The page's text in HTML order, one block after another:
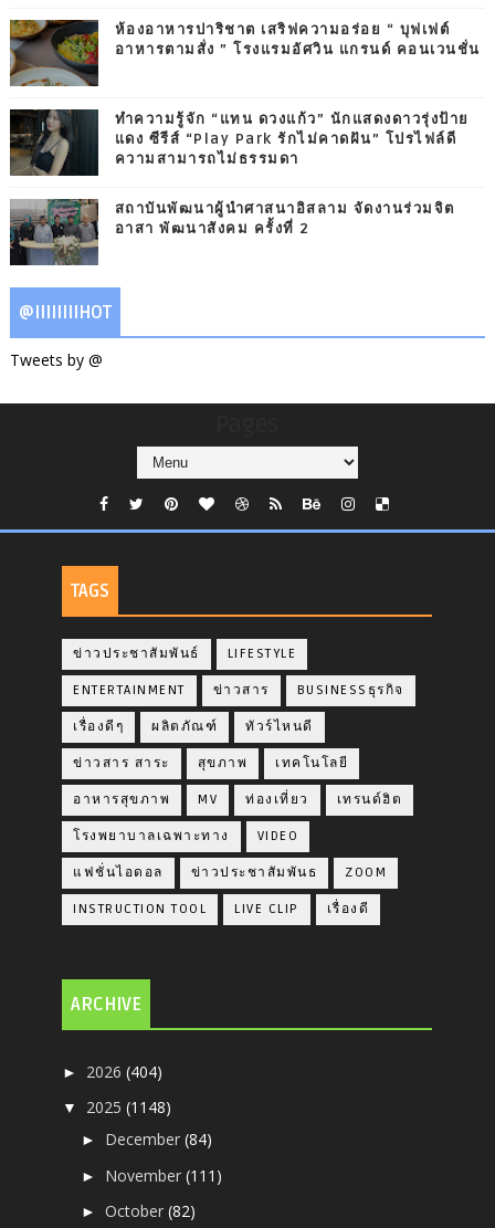
ห้องอาหารปาริชาต เสริฟความอร่อย “ บุฟเฟต์
อาหารตามสั่ง ” โรงแรมอัศวิน แกรนด์ คอนเวนชั่น
ทำความรู้จัก “แทน ดวงแก้ว” นักแสดงดาวรุ่งป้าย
แดง ซีรีส์ “Play Park รักไม่คาดฝัน” โปรไฟล์ดี
ความสามารถไม่ธรรมดา
สถาบันพัฒนาผู้นำศาสนาอิสลาม จัดงานร่วมจิต
อาสา พัฒนาสังคม ครั้งที่ 2
@IIIIIIIIHOT
Tweets by @
TAGS
ข่าวประชาสัมพันธ์ LIFESTYLE
ENTERTAINMENT ข่าวสาร BUSINESSธุรกิจ
เรื่องดีๆ ผลิตภัณฑ์ ทัวร์ไหนดี
ข่าวสาร สาระ สุขภาพ เทคโนโลยี
อาหารสุขภาพ MV ท่องเที่ยว เทรนด์ฮิต
โรงพยาบาลเฉพาะทาง VIDEO
แฟชั่นไอดอล ข่าวประชาสัมพันธ ZOOM
INSTRUCTION TOOL LIVE CLIP เรื่องดี
ARCHIVE
► 2026(404)
▼ 2025(1148)
► December(84)
► November(111)
►October(82)